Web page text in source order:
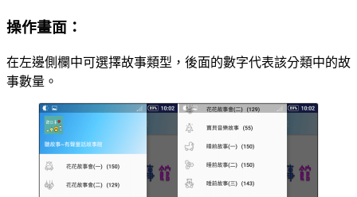
操作畫面：
在左邊側欄中可選擇故事類型，後面的數字代表該分類中的故
事數量。